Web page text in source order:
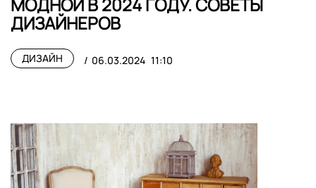
ДИЗАЙНЕРОВ
ДИЗАЙН 06.03.2024 11:10